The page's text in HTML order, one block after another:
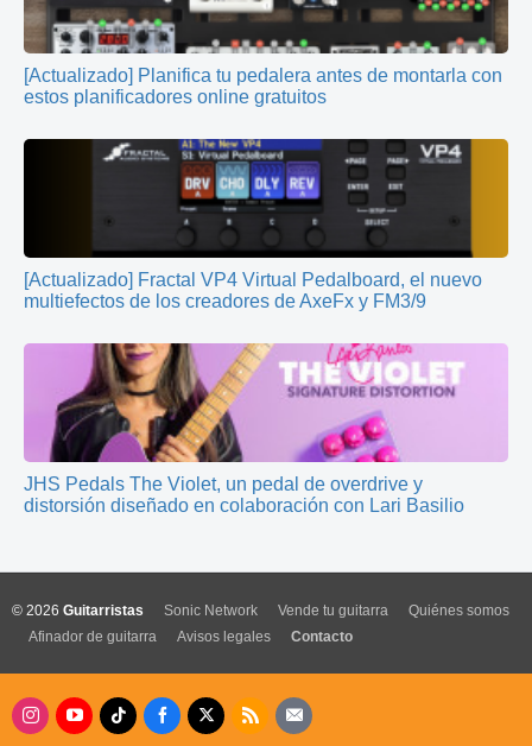
[Actualizado] Planifica tu pedalera antes de montarla con
estos planificadores online gratuitos
[Actualizado] Fractal VP4 Virtual Pedalboard, el nuevo
multiefectos de los creadores de AxeFx y FM3/9
JHS Pedals The Violet, un pedal de overdrive y
distorsión diseñado en colaboración con Lari Basilio
© 2026 Guitarristas Sonic Network Vende tu guitarra
Quiénes somos
Afinador de guitarra
Avisos legales Contacto